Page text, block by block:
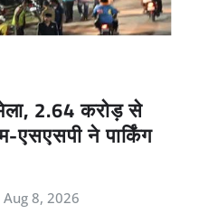
2.64 करोड़ से
एसएसपी ने पार्किंग
Aug 8, 2026